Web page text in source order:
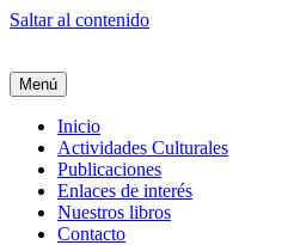
Saltar al contenido
Menú
Inicio
Actividades Culturales
Publicaciones
Enlaces de interés
Nuestros libros
Contacto